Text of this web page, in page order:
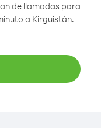
de llamadas para
a Kirguistán.